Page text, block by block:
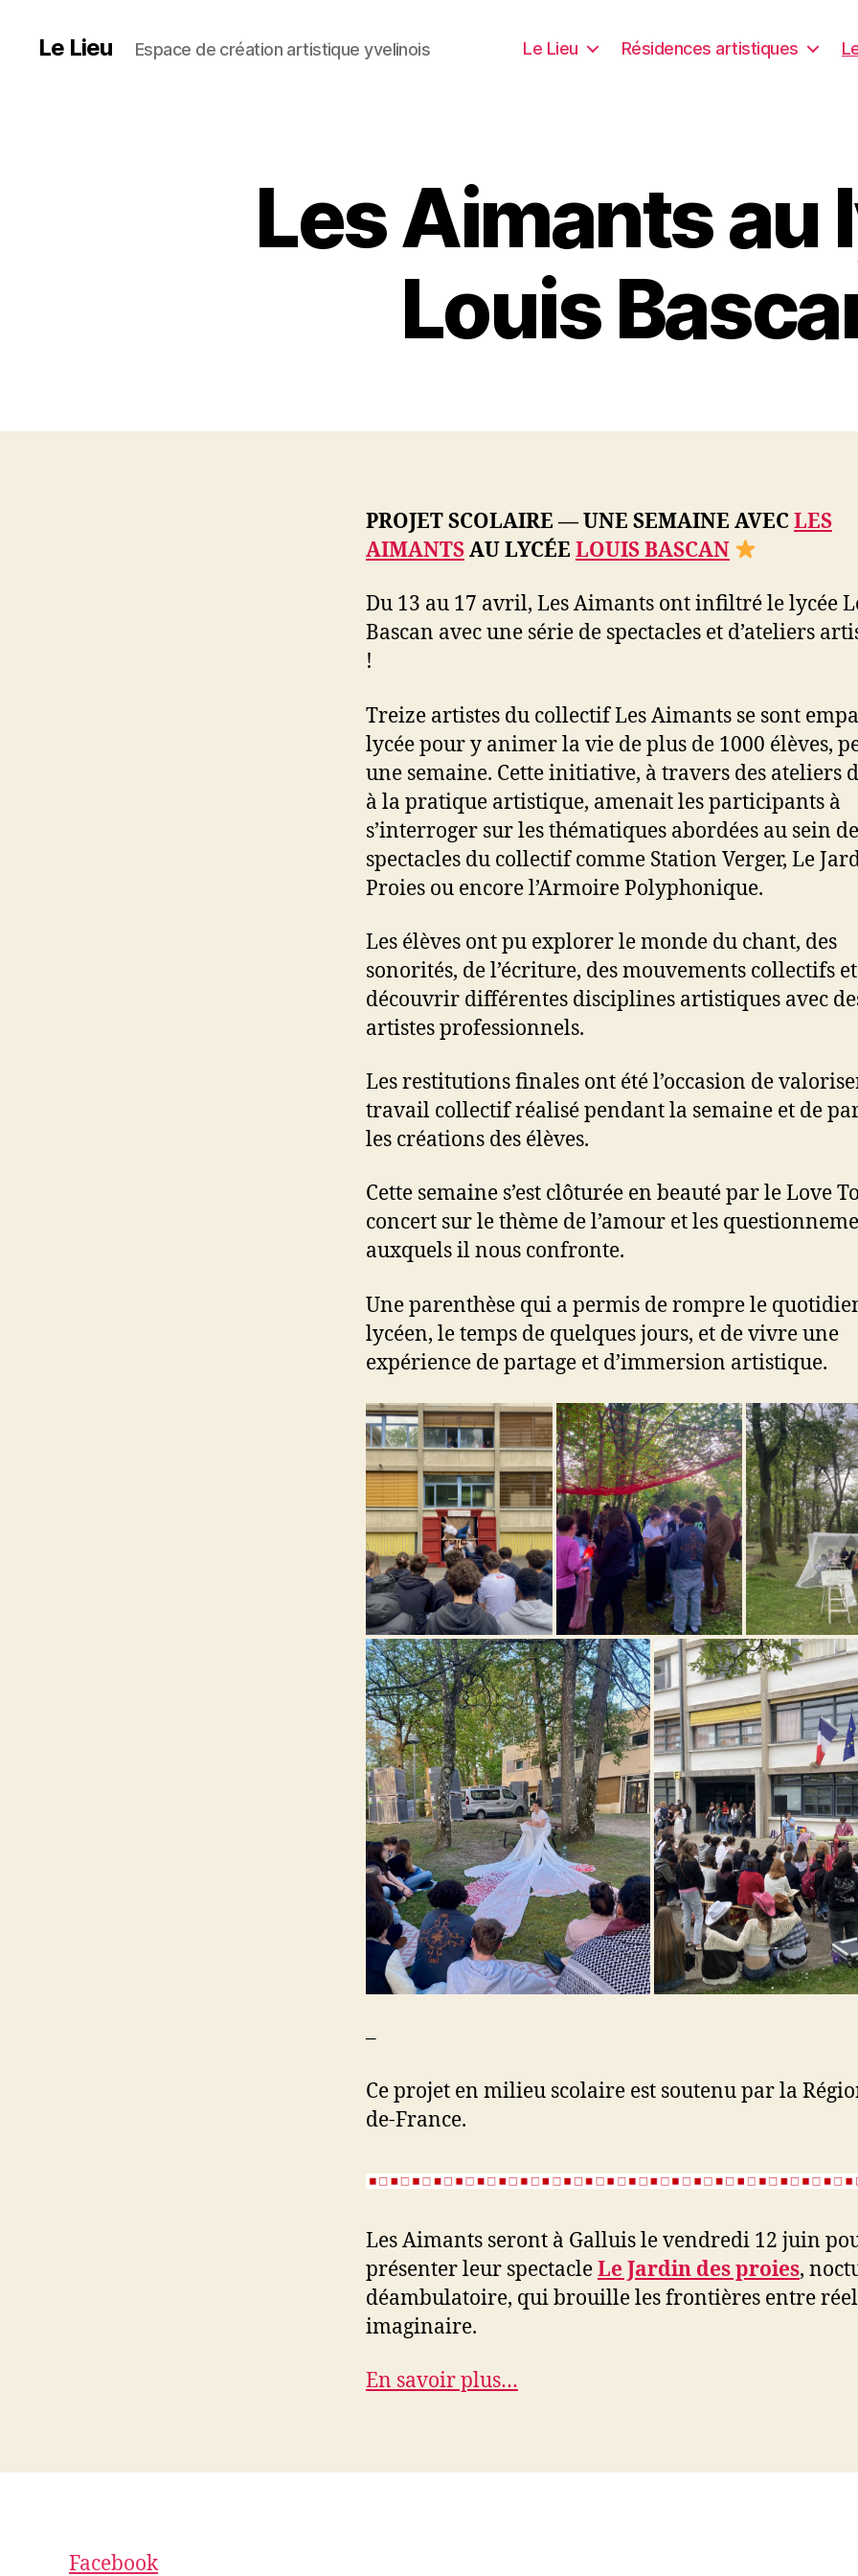
Le Lieu Espace de création artistique yvelinois Le Lieu Résidences artistiques
Les Aimants au
Louis
PROJET SCOLAIRE — UNE SEMAINE AVECLES
AIMANTSAU LYCÉE LOUIS BASCAN
Du 13 au 17 avril, Les Aimants ont infiltré le lycée
Bascan avec une série de spectacles et d’ateliers
!
Treize artistes du collectif Les Aimants se sont
lycée pour y animer la vie de plus de 1000 élèves,
une semaine. Cette initiative, à travers des ateliers
à la pratique artistique, amenait les participants à
s’interroger sur les thématiques abordées au sein
spectacles du collectif comme Station Verger, Le
Proies ou encore l’Armoire Polyphonique.
Les élèves ont pu explorer le monde du chant, des
sonorités, de l’écriture, des mouvements collectifs et
découvrir différentes disciplines artistiques avec
artistes professionnels.
Les restitutions finales ont été l’occasion de
travail collectif réalisé pendant la semaine et de
les créations des élèves.
Cette semaine s’est clôturée en beauté par le Love
concert sur le thème de l’amour et les
auxquels il nous confronte.
Une parenthèse qui a permis de rompre le
lycéen, le temps de quelques jours, et de vivre une
expérience de partage et d’immersion artistique.
–
Ce projet en milieu scolaire est soutenu par la
de-France.
Les Aimants seront à Galluis le vendredi 12 juin
présenter leur spectacleLe Jardin des proies,
déambulatoire, qui brouille les frontières entre
imaginaire.
En savoir plus…
Facebook